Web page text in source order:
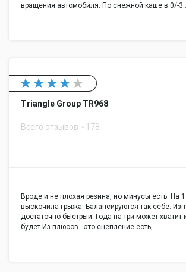
вращения автомобиля. По снежной каше в 0/-3…
Triangle Group TR968
Всего отзывов 178
Вроде и не плохая резина, но минусы есть. На
выскочила грыжа. Балансируются так себе.
достаточно быстрый. Года на три может хватит
будет.Из плюсов - это сцепление есть,…